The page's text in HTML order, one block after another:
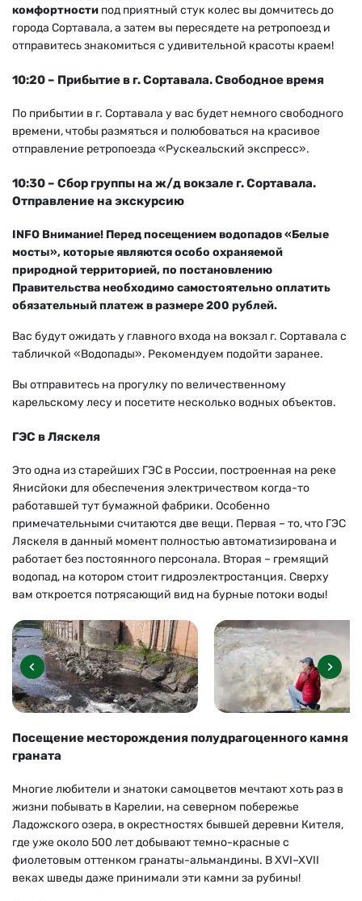
комфортности под приятный стук колес вы домчитесь до
города Сортавала, а затем вы пересядете на ретропоезд и
отправитесь знакомиться с удивительной красоты краем!
10:20 – Прибытие в г. Сортавала. Свободное время
По прибытии в г. Сортавала у вас будет немного свободного
времени, чтобы размяться и полюбоваться на красивое
отправление ретропоезда «Рускеальский экспресс».
10:30 – Сбор группы на ж/д вокзале г. Сортавала.
Отправление на экскурсию
INFO Внимание! Перед посещением водопадов «Белые
мосты», которые являются особо охраняемой
природной территорией, по постановлению
Правительства необходимо самостоятельно оплатить
обязательный платеж в размере 200 рублей.
Вас будут ожидать у главного входа на вокзал г. Сортавала с
табличкой «Водопады». Рекомендуем подойти заранее.
Вы отправитесь на прогулку по величественному
карельскому лесу и посетите несколько водных объектов.
ГЭС в Ляскеля
Это одна из старейших ГЭС в России, построенная на реке
Янисйоки для обеспечения электричеством когда-то
работавшей тут бумажной фабрики. Особенно
примечательными считаются две вещи. Первая – то, что ГЭС
Ляскеля в данный момент полностью автоматизирована и
работает без постоянного персонала. Вторая – гремящий
водопад, на котором стоит гидроэлектростанция. Сверху
вам откроется потрясающий вид на бурные потоки воды!
Посещение месторождения полудрагоценного камня
граната
Многие любители и знатоки самоцветов мечтают хоть раз в
жизни побывать в Карелии, на северном побережье
Ладожского озера, в окрестностях бывшей деревни Кителя,
где уже около 500 лет добывают темно-красные с
фиолетовым оттенком гранаты-альмандины. В XVI–XVII
веках шведы даже принимали эти камни за рубины!